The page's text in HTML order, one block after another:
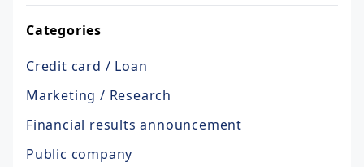
Categories
Credit card / Loan
Marketing / Research
Financial results announcement
Public company